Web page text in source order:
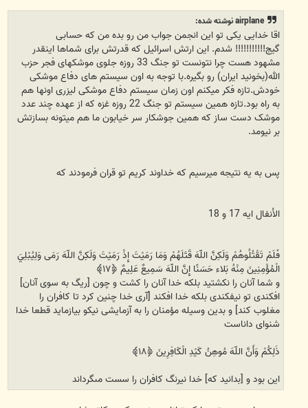
airplane نوشته شده:
اقا خدایی یکی تو این انجمن جواب من رو بده من که حسابی
گیج!!!!!!!!!!! شدم. این ارتش اسرائیل که قدرتش برای شماها اینقدر
مشهود هست چرا نتونست تو جنگ 33 روزه جلوی موشکهای فجر حزب
الله(بخونید ایران) رو بگیره.با توجه به اون سیستم های دفاع موشکی
خودش.تازه فکر میکنم اون زمان سیستم دفاع موشکی لیزری اونها هم
به راه بود.تازه همین سیستم تو جنگ 22 روزه غزه که از عهده چند عدد
موشک دست ساز که همین جوشکار سر خیابون ما هم میتونه بسازتش
بر نیومد.
پس به یه نتیجه میرسیم که خداوند کریم تو قران فرمودند که
الأنفال ایه 17 و 18
فَلَمْ تَقْتُلُوهُمْ وَلَكِنَّ اللّهَ قَتَلَهُمْ وَمَا رَمَيْتَ إِذْ رَمَيْتَ وَلَكِنَّ اللّهَ رَمَى وَلِيُبْلِيَ
الْمُؤْمِنِينَ مِنْهُ بَلاء حَسَنًا إِنَّ اللّهَ سَمِيعٌ عَلِيمٌ ﴿۱۷﴾
و شما آنان را نكشتيد بلكه خدا آنان را كشت و چون [ريگ به سوى آنان]
افكندى تو نيفكندى بلكه خدا افكند [آرى خدا چنين كرد تا كافران را
مغلوب كند] و بدين وسيله مؤمنان را به آزمايشى نيكو بيازمايد قطعا خدا
شنواى داناست
ذَلِكُمْ وَأَنَّ اللّهَ مُوهِنُ كَيْدِ الْكَافِرِينَ ﴿۱۸﴾
اين بود و [بدانيد كه] خدا نيرنگ كافران را سست مى‏گرداند